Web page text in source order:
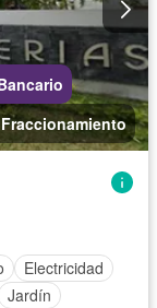
Electricidad
Jardín